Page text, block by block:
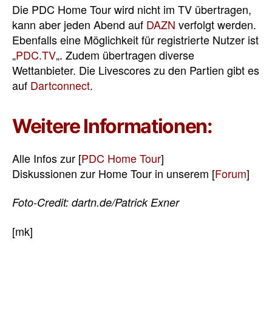
Die PDC Home Tour wird nicht im TV übertragen,
kann aber jeden Abend auf DAZN verfolgt werden.
Ebenfalls eine Möglichkeit für registrierte Nutzer ist
„PDC.TV„. Zudem übertragen diverse
Wettanbieter. Die Livescores zu den Partien gibt es
auf Dartconnect.
Weitere Informationen:
Alle Infos zur [PDC Home Tour]
Diskussionen zur Home Tour in unserem [Forum]
Foto-Credit: dartn.de/Patrick Exner
[mk]